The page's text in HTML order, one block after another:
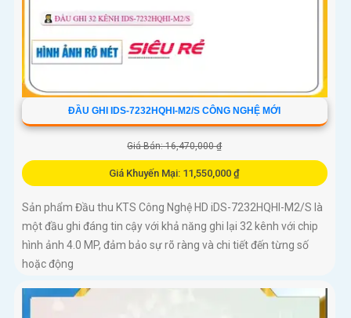
ĐẦU GHI IDS-7232HQHI-M2/S CÔNG NGHỆ MỚI
Giá Bán: 16,470,000 ₫
Giá Khuyến Mại: 11,550,000 ₫
Sản phẩm Đầu thu KTS Công Nghệ HD iDS-7232HQHI-M2/S là
một đầu ghi đáng tin cậy với khả năng ghi lại 32 kênh với chip
hình ảnh 4.0 MP, đảm bảo sự rõ ràng và chi tiết đến từng số
hoặc động